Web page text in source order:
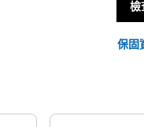
檢
保固